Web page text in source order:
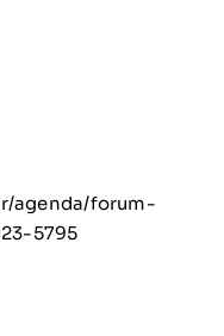
agenda/forum-
5795